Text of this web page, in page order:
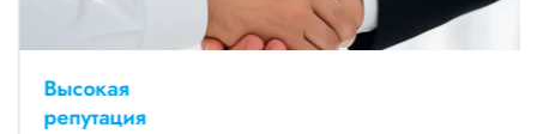
Высокая
репутация